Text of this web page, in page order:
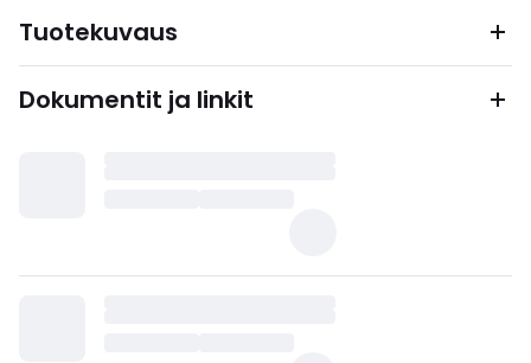
Tuotekuvaus
Dokumentit ja linkit